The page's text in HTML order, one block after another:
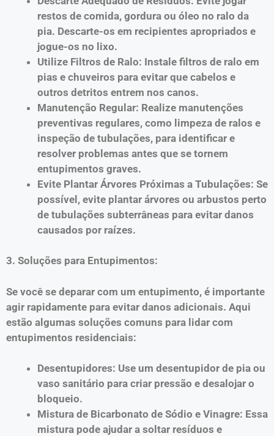
restos de comida, gordura ou óleo no ralo da
pia. Descarte-os em recipientes apropriados e
jogue-os no lixo.
Utilize Filtros de Ralo: Instale filtros de ralo em
pias e chuveiros para evitar que cabelos e
outros detritos entrem nos canos.
Manutenção Regular: Realize manutenções
preventivas regulares, como limpeza de ralos e
inspeção de tubulações, para identificar e
resolver problemas antes que se tornem
entupimentos graves.
Evite Plantar Árvores Próximas a Tubulações: Se
possível, evite plantar árvores ou arbustos perto
de tubulações subterrâneas para evitar danos
causados por raízes.
3. Soluções para Entupimentos:
Se você se deparar com um entupimento, é importante
agir rapidamente para evitar danos adicionais. Aqui
estão algumas soluções comuns para lidar com
entupimentos residenciais:
Desentupidores: Use um desentupidor de pia ou
vaso sanitário para criar pressão e desalojar o
bloqueio.
Mistura de Bicarbonato de Sódio e Vinagre: Essa
mistura pode ajudar a soltar resíduos e